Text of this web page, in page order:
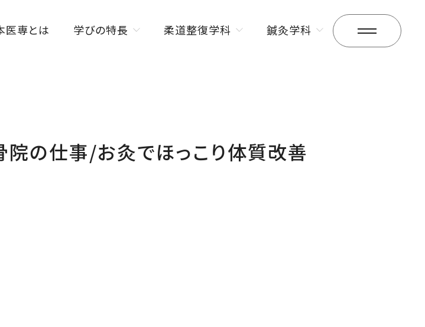
医専とは 学びの特長
海外研修制度
柔道整復学科 鍼灸学科
院の仕事/お灸でほっこり体質改善